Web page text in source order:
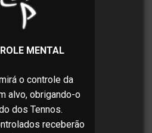
MENTAL
o controle da
alvo, obrigando-o
dos Tennos.
receberão